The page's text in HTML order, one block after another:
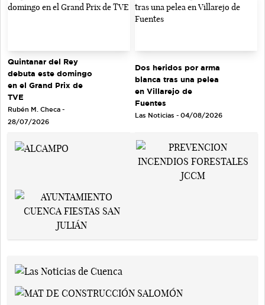
Quintanar del Rey
debuta este domingo
en el Grand Prix de
TVE
Rubén M. Checa -
28/07/2026
Dos heridos por arma
blanca tras una pelea
en Villarejo de
Fuentes
Las Noticias - 04/08/2026